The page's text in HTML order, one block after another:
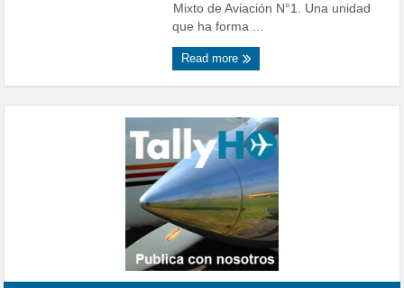
Mixto de Aviación N°1. Una unidad
que ha forma ...
Read more